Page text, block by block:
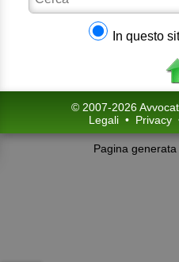
In questo
© 2007-2026
Legali • Privacy
Pagina